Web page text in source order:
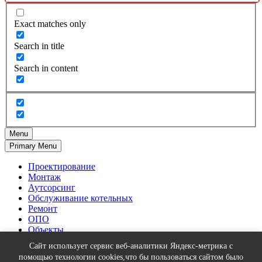
Exact matches only
Search in title
Search in content
Menu
Primary Menu
Проектирование
Монтаж
Аутсорсинг
Обслуживание котельных
Ремонт
ОПО
Объекты
О нас
Сайт использует сервис веб-аналитики Яндекс-метрика с
помощью технологии cookies,что бы пользоваться сайтом было